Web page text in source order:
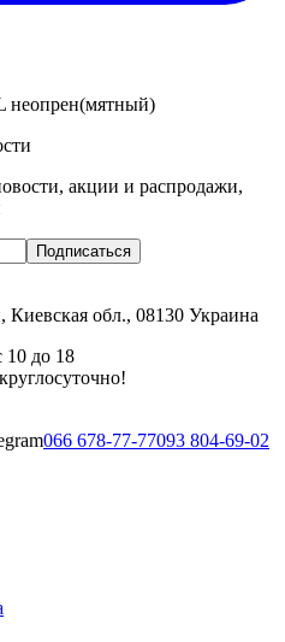
неопрен(мятный)
акции и распродажи,
Подписаться
Киевская обл., 08130 Украина
10 до 18
066 678-77-77093 804-69-02